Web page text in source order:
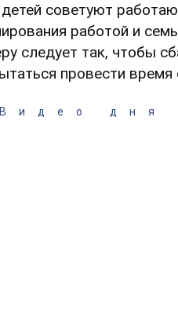
советуют
работой и
следует так, чтобы
провести
Видео дня